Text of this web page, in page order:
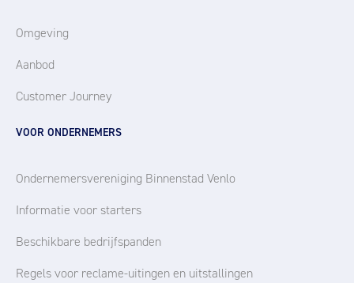
Omgeving
Aanbod
Customer Journey
VOOR ONDERNEMERS
Ondernemersvereniging Binnenstad Venlo
Informatie voor starters
Beschikbare bedrijfspanden
Regels voor reclame-uitingen en uitstallingen